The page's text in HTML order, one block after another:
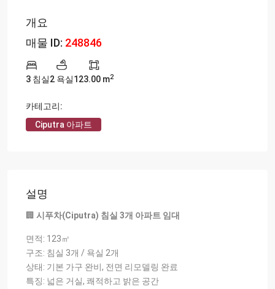
개요
매물 ID: 248846
3 침실2 욕실123.00 m2
카테고리:
Ciputra 아파트
설명
🏢 시푸차(Ciputra) 침실 3개 아파트 임대
면적: 123㎡
구조: 침실 3개 / 욕실 2개
상태: 기본 가구 완비, 전면 리모델링 완료
특징: 넓은 거실, 쾌적하고 밝은 공간